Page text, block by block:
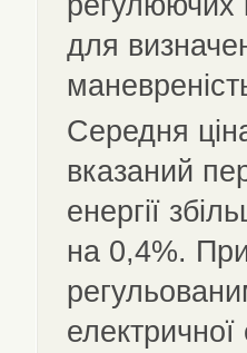
для
Середня
вказаний
енергії
на 0,4%.